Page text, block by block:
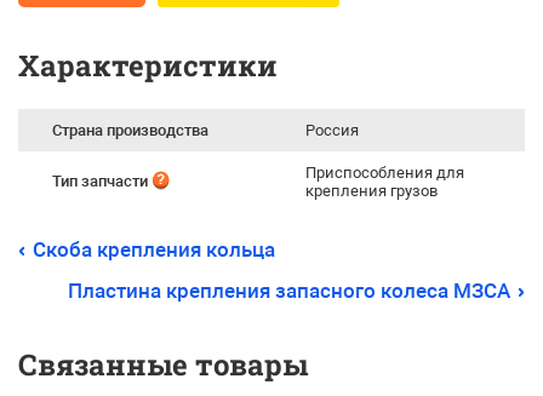
Характеристики
Страна производства Россия
Тип запчасти
Приспособления для
крепления грузов
Скоба крепления кольца
Пластина крепления запасного колеса МЗСА
Связанные товары